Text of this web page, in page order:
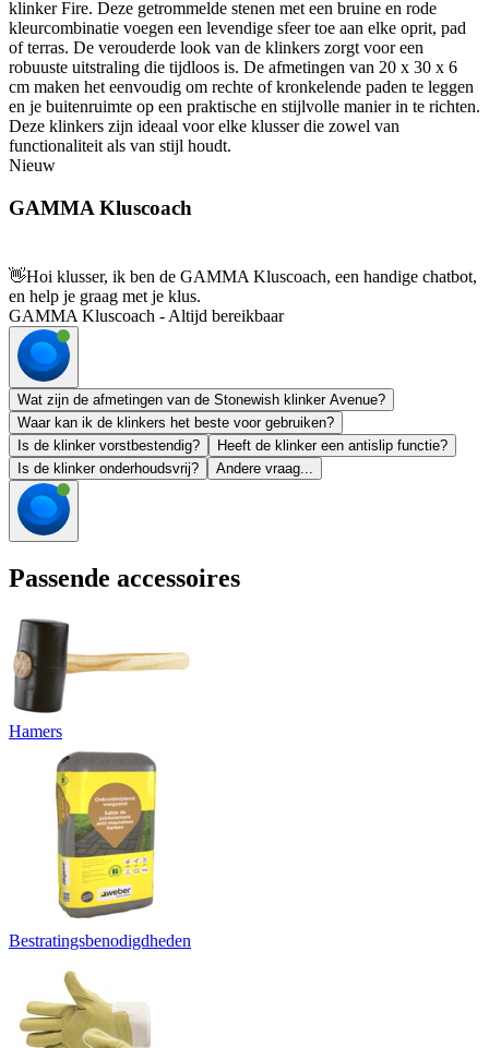
klinker Fire. Deze getrommelde stenen met een bruine en rode
kleurcombinatie voegen een levendige sfeer toe aan elke oprit, pad
of terras. De verouderde look van de klinkers zorgt voor een
robuuste uitstraling die tijdloos is. De afmetingen van 20 x 30 x 6
cm maken het eenvoudig om rechte of kronkelende paden te leggen
en je buitenruimte op een praktische en stijlvolle manier in te richten.
Deze klinkers zijn ideaal voor elke klusser die zowel van
functionaliteit als van stijl houdt.
Nieuw
GAMMA Kluscoach
👋Hoi klusser, ik ben de GAMMA Kluscoach, een handige chatbot,
en help je graag met je klus.
GAMMA Kluscoach - Altijd bereikbaar
Wat zijn de afmetingen van de Stonewish klinker Avenue?
Waar kan ik de klinkers het beste voor gebruiken?
Is de klinker vorstbestendig?
Heeft de klinker een antislip functie?
Is de klinker onderhoudsvrij?
Andere vraag...
Passende accessoires
Hamers
Bestratingsbenodigdheden